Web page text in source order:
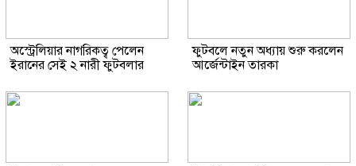
অস্ট্রেলিয়ার নাগরিকত্ব পেলেন
ইরানের সেই ২ নারী ফুটবলার
ফুটবলে নতুন অধ্যায় শুরু করলেন
আর্জেন্টাইন তারকা